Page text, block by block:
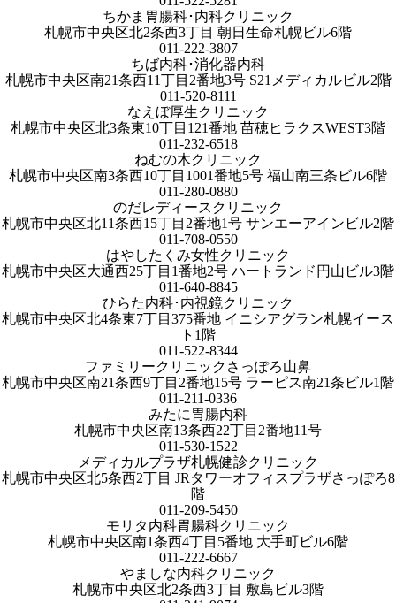
ちかま胃腸科･内科クリニック
札幌市中央区北2条西3丁目 朝日生命札幌ビル6階
011-222-3807
ちば内科･消化器内科
札幌市中央区南21条西11丁目2番地3号 S21メディカルビル2階
011-520-8111
なえぼ厚生クリニック
札幌市中央区北3条東10丁目121番地 苗穂ヒラクスWEST3階
011-232-6518
ねむの木クリニック
札幌市中央区南3条西10丁目1001番地5号 福山南三条ビル6階
011-280-0880
のだレディースクリニック
札幌市中央区北11条西15丁目2番地1号 サンエーアインビル2階
011-708-0550
はやしたくみ女性クリニック
札幌市中央区大通西25丁目1番地2号 ハートランド円山ビル3階
011-640-8845
ひらた内科･内視鏡クリニック
札幌市中央区北4条東7丁目375番地 イニシアグラン札幌イース
ト1階
011-522-8344
ファミリークリニックさっぽろ山鼻
札幌市中央区南21条西9丁目2番地15号 ラーピス南21条ビル1階
011-211-0336
みたに胃腸内科
札幌市中央区南13条西22丁目2番地11号
011-530-1522
メディカルプラザ札幌健診クリニック
札幌市中央区北5条西2丁目 JRタワーオフィスプラザさっぽろ8
階
011-209-5450
モリタ内科胃腸科クリニック
札幌市中央区南1条西4丁目5番地 大手町ビル6階
011-222-6667
やましな内科クリニック
札幌市中央区北2条西3丁目 敷島ビル3階